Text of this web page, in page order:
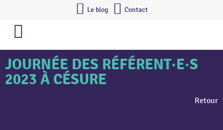
Le blog Contact
JOURNÉE DES RÉFÉRENT·E·S
2023 À CÉSURE
Retour